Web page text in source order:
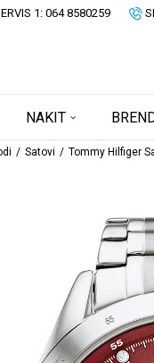
1: 064 8580259
NAKIT
Satovi Tommy Hilfiger